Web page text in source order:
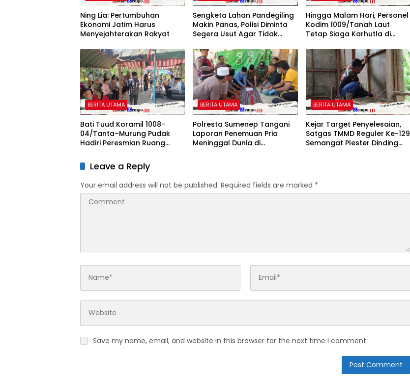
Ning Lia: Pertumbuhan
Ekonomi Jatim Harus
Menyejahterakan Rakyat
Sengketa Lahan Pandegiling
Makin Panas, Polisi Diminta
Segera Usut Agar Tidak
Surabaya
Hingga Malam Hari, Personel
Kodim 1009/Tanah Laut
Tetap Siaga Karhutla di
BERITA UTAMA
Bati Tuud Koramil 1008-
04/Tanta–Murung Pudak
Hadiri Peresmian Ruang
di Desa Padangin
BERITA UTAMA
Polresta Sumenep Tangani
Laporan Penemuan Pria
Meninggal Dunia di
BERITA UTAMA
Kejar Target Penyelesaian,
Satgas TMMD Reguler Ke-129
Semangat Plester Dinding
Leave a Reply
Your email address will not be published. Required fields are marked *
Save my name, email, and website in this browser for the next time I comment.